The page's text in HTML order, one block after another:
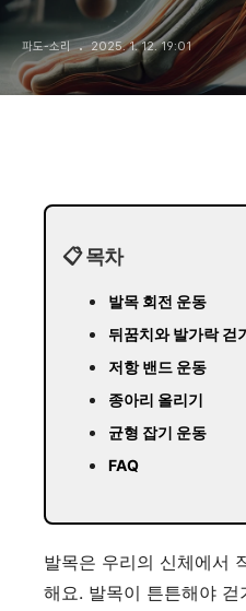
파도-소리 2025. 1. 12. 19:01
📋 목차
발목 회전 운동
뒤꿈치와 발가락 걷
저항 밴드 운동
종아리 올리기
균형 잡기 운동
FAQ
발목은 우리의 신체에서
해요. 발목이 튼튼해야